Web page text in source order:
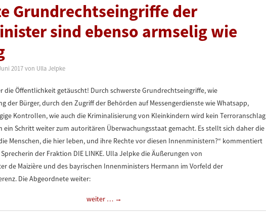
Grundrechtseingriffe der
sind ebenso armselig wie
2017von Ulla Jelpke
die Öffentlichkeit getäuscht! Durch schwerste Grundrechtseingriffe, wie
der Bürger, durch den Zugriff der Behörden auf Messengerdienste wie Whatsapp,
Kontrollen, wie auch die Kriminalisierung von Kleinkindern wird kein Terroranschlag
ein Schritt weiter zum autoritären Überwachungsstaat gemacht. Es stellt sich daher die
Menschen, die hier leben, und ihre Rechte vor diesen Innenministern?“ kommentiert
der Fraktion DIE LINKE. Ulla Jelpke die Äußerungen von
de Maizière und des bayrischen Innenministers Hermann im Vorfeld der
Die Abgeordnete weiter:
weiter … →